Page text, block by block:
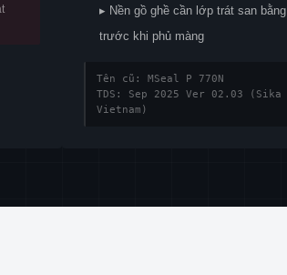
▸ Nền gồ ghề cần lớp trát san bằng
trước khi phủ màng
Tên cũ: MSeal P 770N
TDS: Sep 2025 Ver 02.03 (Sika
Vietnam)